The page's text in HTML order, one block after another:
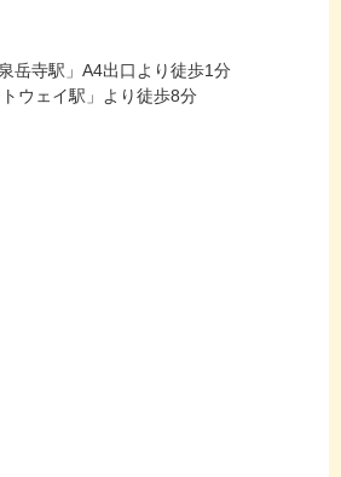
岳寺駅」A4出口より徒歩1分
ウェイ駅」より徒歩8分